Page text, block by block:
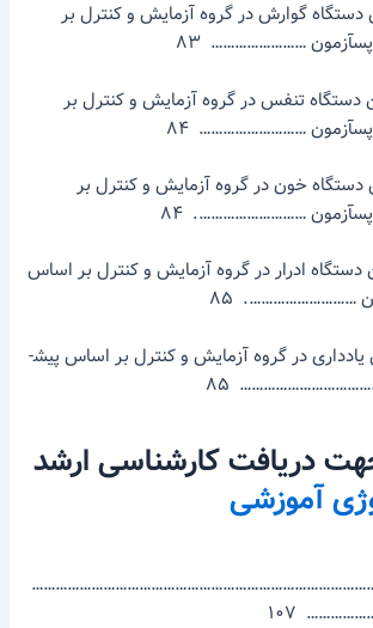
میانگین دستگاه گوارش در گروه آزمایش و کنترل بر
…………………… ۸۳
میانگین دستگاه تنفس در گروه آزمایش و کنترل بر
……………………… ۸۴
میانگین دستگاه خون در گروه آزمایش و کنترل بر
………………………. ۸۴
میانگین دستگاه ادرار در گروه آزمایش و کنترل بر اساس
………………………. ۸۵
نمودار ۴-۶: میانگین یادداری در گروه آزمایش و کنترل بر اساس پیش­
۸۵
دریافت کارشناسی­ ارشد
آموزشی
۱۰۷